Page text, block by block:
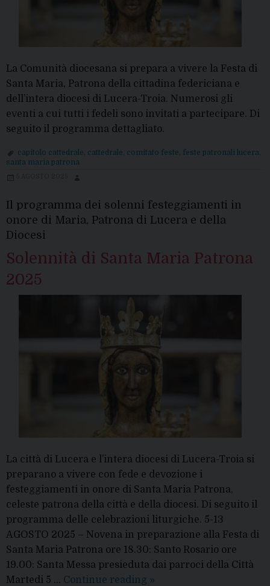
La Comunità diocesana si prepara a vivere la Festa di
Santa Maria, Patrona della cittadina federiciana e
dell’intera diocesi di Lucera-Troia. Numerosi gli
eventi a cui tutti i fedeli sono invitati a partecipare. Di
seguito il programma dettagliato.
capitolo cattedrale cattedrale comitato feste feste patronali lucera
santa maria patrona
Il programma dei solenni festeggiamenti in
onore di Maria, Patrona di Lucera e della
Diocesi
Solennità di Santa Maria Patrona
2025
La città di Lucera e l’intera diocesi di Lucera-Troia si
preparano a vivere con fede e devozione i
festeggiamenti in onore di Santa Maria Patrona,
celeste patrona della città e della diocesi. Di seguito il
programma delle celebrazioni liturgiche. 5-13
AGOSTO 2025 – Novena in preparazione alla Festa di
Santa Maria Patrona ore 18.30: Santo Rosario ore
19.00: Santa Messa presieduta dai parroci della Città
Martedi 5 … Continue reading Solennità
»